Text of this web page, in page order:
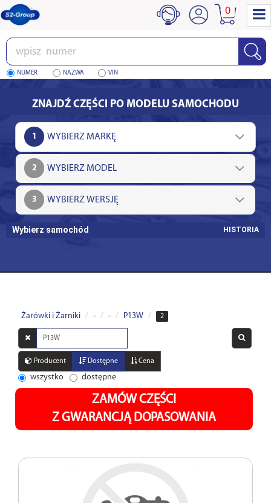
Wpisz
numer
NUMER NAZWA VIN
0
ZNAJDŹ CZĘŚCI PO MODELU SAMOCHODU
1
2
3
Wybierz samochód HISTORIA
Żarówki i Żarniki - - P13W 2
Wyszukaj
w
opisachProducent Dostępne Cena
wszystko dostępne
ZAMÓW CZĘŚCI
Z GWARANCJĄ DOPASOWANIA